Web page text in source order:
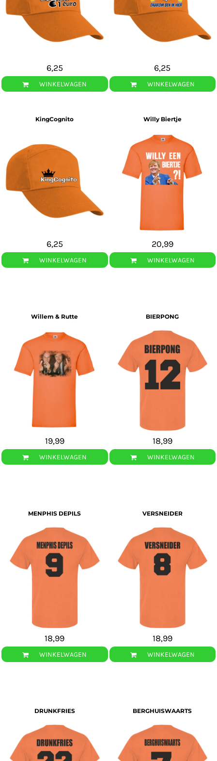
6,25
WINKELWAGEN
6,25
WINKELWAGEN
KingCognito
6,25
WINKELWAGEN
Willy Biertje
20,99
WINKELWAGEN
Willem & Rutte
19,99
WINKELWAGEN
BIERPONG
18,99
WINKELWAGEN
MENPHIS DEPILS
18,99
WINKELWAGEN
VERSNEIDER
18,99
WINKELWAGEN
DRUNKFRIES BERGHUISWAARTS